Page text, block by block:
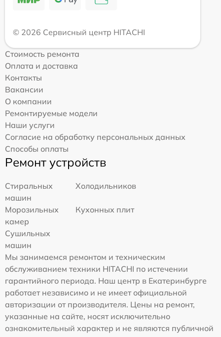
© 2026 Сервисный центр HITACHI
Стоимость ремонта
Оплата и доставка
Контакты
Вакансии
О компании
Ремонтируемые модели
Наши услуги
Согласие на обработку персональных данных
Способы оплаты
Ремонт устройств
Стиральных
машин
Холодильников
Морозильных
камер
Кухонных плит
Сушильных
машин
Мы занимаемся ремонтом и техническим
обслуживанием техники HITACHI по истечении
гарантийного периода. Наш центр в Екатеринбурге
работает независимо и не имеет официальной
авторизации от производителя. Цены на ремонт,
указанные на сайте, носят исключительно
ознакомительный характер и не являются публичной